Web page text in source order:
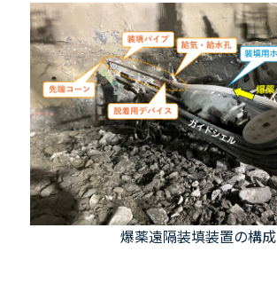
爆薬遠隔装填装置の構成